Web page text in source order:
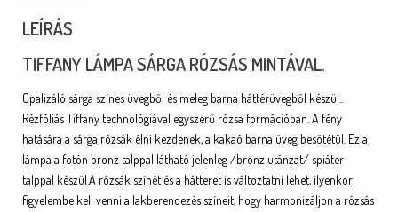
LEÍRÁS
TIFFANY LÁMPA SÁRGA RÓZSÁS MINTÁVAL.
Opalizáló sárga színes üvegből és meleg barna háttérüvegből készül..
Rézfóliás Tiffany technológiával egyszerű rózsa formációban. A fény
hatására a sárga rózsák élni kezdenek, a kakaó barna üveg besötétül. Ez a
lámpa a fotón bronz talppal látható jelenleg /bronz utánzat/ spiáter
talppal készül.A rózsák színét és a hátteret is változtatni lehet, ilyenkor
figyelembe kell venni a lakberendezés színeit, hogy harmonizáljon a rózsás